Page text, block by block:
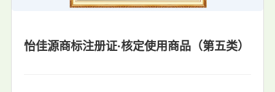
怡佳源商标注册证·核定使用商品（第五类）